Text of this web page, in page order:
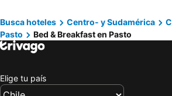
Busca hoteles Centro- y Sudamérica
Pasto
Bed & Breakfast en Pasto
Elige tu país